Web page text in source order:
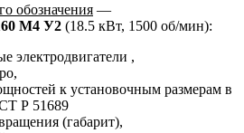
обозначения —
M4 У2 (18.5 кВт, 1500 об/мин):
электродвигатели ,
к установочным размерам в
Р 51689
(габарит),